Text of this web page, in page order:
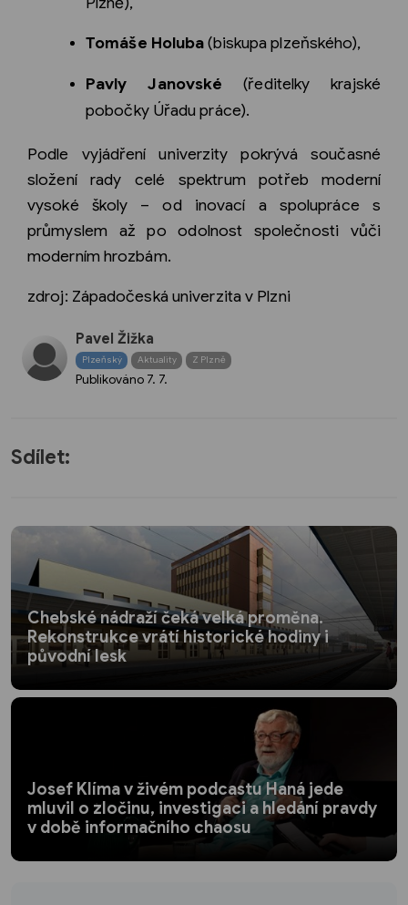
Tomáše Holuba(biskupa plzeňského),
Pavly Janovské (ředitelky krajské
pobočky Úřadu práce).
Podle vyjádření univerzity pokrývá současné
složení rady celé spektrum potřeb moderní
vysoké školy – od inovací a spolupráce s
průmyslem až po odolnost společnosti vůči
moderním hrozbám.
zdroj: Západočeská univerzita v Plzni
Pavel Žižka
Plzeňský Aktuality Z Plzně
Publikováno 7. 7.
Sdílet:
Chebské nádraží čeká velká proměna.
Rekonstrukce vrátí historické hodiny i
původní lesk
Josef Klíma v živém podcastu Haná jede
mluvil o zločinu, investigaci a hledání pravdy
v době informačního chaosu